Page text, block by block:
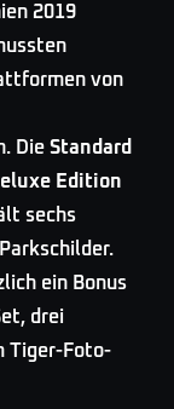
2019
von
Die Standard
Edition
sechs
ein Bonus
drei
Tiger-Foto-